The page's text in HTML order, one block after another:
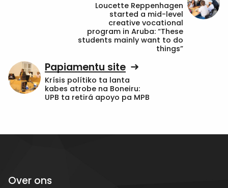
Loucette Reppenhagen
started a mid-level
creative vocational
program in Aruba: “These
students mainly want to do
things”
Papiamentu site
Krísis polítiko ta lanta
kabes atrobe na Boneiru:
UPB ta retirá apoyo pa MPB
Over ons